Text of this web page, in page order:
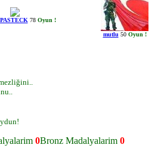
78 Oyun !
mutlu 50 Oyun !
0Bronz Madalyalarim 0